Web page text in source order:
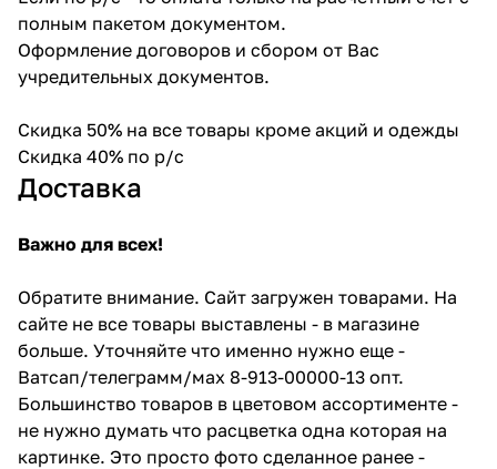
полным пакетом документом.
Оформление договоров и сбором от Вас
учредительных документов.
Скидка 50% на все товары кроме акций и одежды
Скидка 40% по р/с
Доставка
Важно для всех!
Обратите внимание. Сайт загружен товарами. На
сайте не все товары выставлены - в магазине
больше. Уточняйте что именно нужно еще -
Ватсап/телеграмм/мах 8-913-00000-13 опт.
Большинство товаров в цветовом ассортименте -
не нужно думать что расцветка одна которая на
картинке. Это просто фото сделанное ранее -